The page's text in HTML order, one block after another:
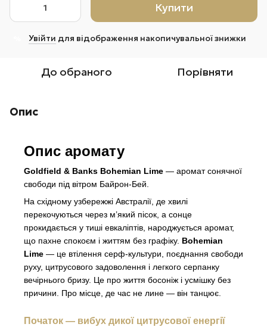
Купити
Увійти для відображення накопичувальної знижки
До обраного Порівняти
Опис
Опис аромату
Goldfield & Banks Bohemian Lime — аромат сонячної
свободи під вітром Байрон-Бей.
На східному узбережжі Австралії, де хвилі
перекочуються через м’який пісок, а сонце
прокидається у тиші евкаліптів, народжується аромат,
що пахне спокоєм і життям без графіку. Bohemian
Lime — це втілення серф-культури, поєднання свободи
руху, цитрусового задоволення і легкого серпанку
вечірнього бризу. Це про життя босоніж і усмішку без
причини. Про місце, де час не лине — він танцює.
Початок — вибух дикої цитрусової енергії